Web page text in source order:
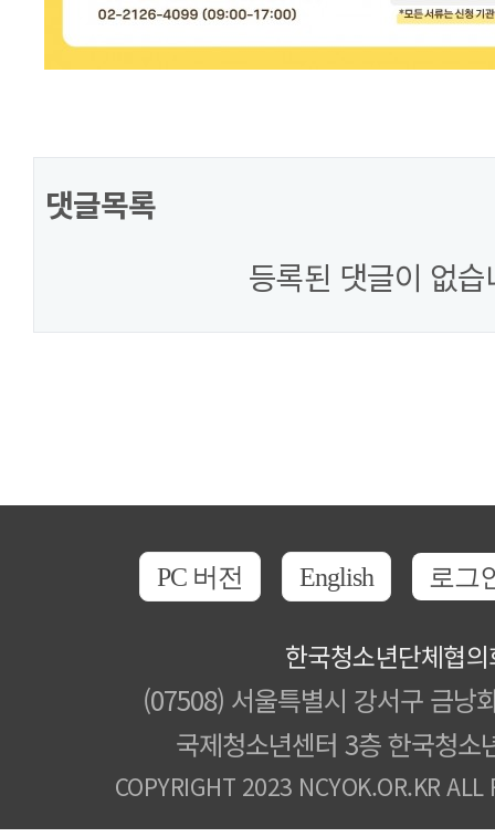
댓글목록
등록된 댓글이 없습
PC 버전 English 로그
한국청소년단체협
(07508) 서울특별시 강서구 금낭
국제청소년센터 3층 한국청소
COPYRIGHT 2023 NCYOK.OR.KR ALL